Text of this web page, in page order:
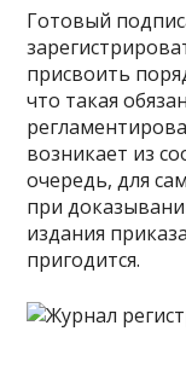
Готовый
присвоить
что такая
возникает из
очередь, для
при
издания
пригодится.